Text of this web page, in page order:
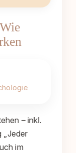
– inkl.
„Jeder
im